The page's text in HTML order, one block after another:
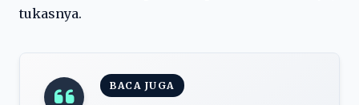
tukasnya.
BACA JUGA